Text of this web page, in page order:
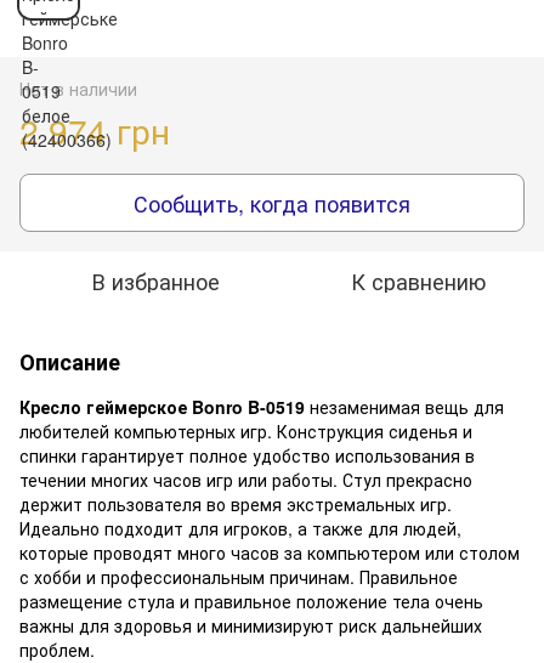
Нет в наличии
2 974 грн
Сообщить, когда появится
В избранное К сравнению
Описание
Кресло геймерское Bonro B-0519 незаменимая вещь для
любителей компьютерных игр. Конструкция сиденья и
спинки гарантирует полное удобство использования в
течении многих часов игр или работы. Стул прекрасно
держит пользователя во время экстремальных игр.
Идеально подходит для игроков, а также для людей,
которые проводят много часов за компьютером или столом
с хобби и профессиональным причинам. Правильное
размещение стула и правильное положение тела очень
важны для здоровья и минимизируют риск дальнейших
проблем.